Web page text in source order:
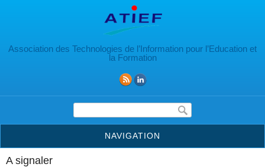
Association des Technologies de l’Information pour l’Education et
la Formation
Formulaire de recherche
NAVIGATION
A signaler